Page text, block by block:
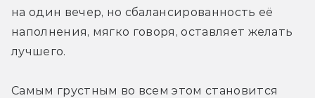
на один вечер, но сбалансированность её
наполнения, мягко говоря, оставляет желать
лучшего.
Самым грустным во всем этом становится